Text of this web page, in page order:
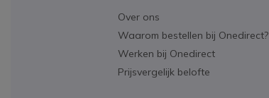
Over ons
Waarom bestellen bij Onedirect?
Werken bij Onedirect
Prijsvergelijk belofte